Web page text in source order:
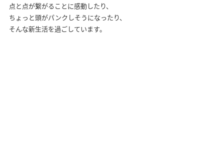
点と点が繋がることに感動したり、
ちょっと頭がパンクしそうになったり、
そんな新生活を過ごしています。